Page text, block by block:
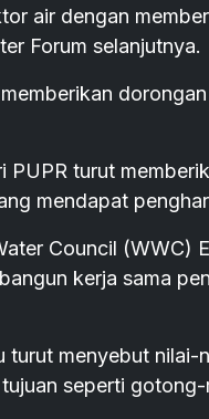
air dengan
Forum selanjutnya.
PUPR turut
mendapat
Council (WWC)
kerja sama
turut menyebut
seperti